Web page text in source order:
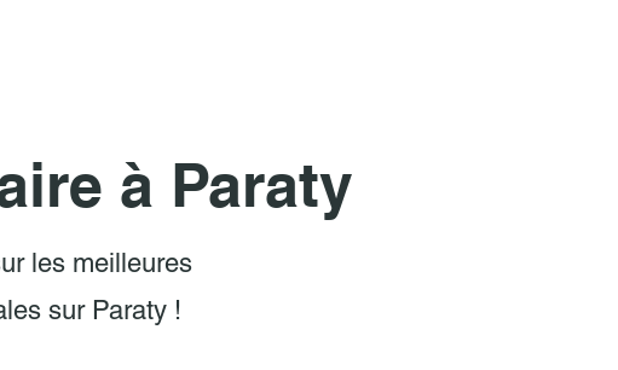
à Paraty
les meilleures
sur Paraty !